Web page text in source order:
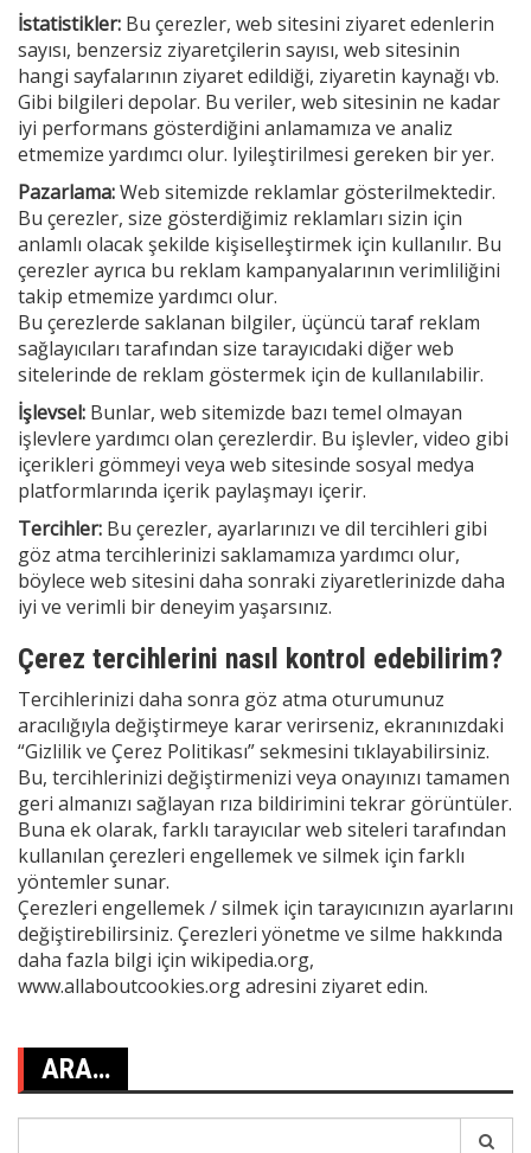
İstatistikler: Bu çerezler, web sitesini ziyaret edenlerin
sayısı, benzersiz ziyaretçilerin sayısı, web sitesinin
hangi sayfalarının ziyaret edildiği, ziyaretin kaynağı vb.
Gibi bilgileri depolar. Bu veriler, web sitesinin ne kadar
iyi performans gösterdiğini anlamamıza ve analiz
etmemize yardımcı olur. Iyileştirilmesi gereken bir yer.
Pazarlama:Web sitemizde reklamlar gösterilmektedir.
Bu çerezler, size gösterdiğimiz reklamları sizin için
anlamlı olacak şekilde kişiselleştirmek için kullanılır. Bu
çerezler ayrıca bu reklam kampanyalarının verimliliğini
takip etmemize yardımcı olur.
Bu çerezlerde saklanan bilgiler, üçüncü taraf reklam
sağlayıcıları tarafından size tarayıcıdaki diğer web
sitelerinde de reklam göstermek için de kullanılabilir.
İşlevsel: Bunlar, web sitemizde bazı temel olmayan
işlevlere yardımcı olan çerezlerdir. Bu işlevler, video gibi
içerikleri gömmeyi veya web sitesinde sosyal medya
platformlarında içerik paylaşmayı içerir.
Tercihler: Bu çerezler, ayarlarınızı ve dil tercihleri gibi
göz atma tercihlerinizi saklamamıza yardımcı olur,
böylece web sitesini daha sonraki ziyaretlerinizde daha
iyi ve verimli bir deneyim yaşarsınız.
Çerez tercihlerini nasıl kontrol edebilirim?
Tercihlerinizi daha sonra göz atma oturumunuz
aracılığıyla değiştirmeye karar verirseniz, ekranınızdaki
“Gizlilik ve Çerez Politikası” sekmesini tıklayabilirsiniz.
Bu, tercihlerinizi değiştirmenizi veya onayınızı tamamen
geri almanızı sağlayan rıza bildirimini tekrar görüntüler.
Buna ek olarak, farklı tarayıcılar web siteleri tarafından
kullanılan çerezleri engellemek ve silmek için farklı
yöntemler sunar.
Çerezleri engellemek / silmek için tarayıcınızın ayarlarını
değiştirebilirsiniz. Çerezleri yönetme ve silme hakkında
daha fazla bilgi için wikipedia.org,
www.allaboutcookies.orgadresini ziyaret edin.
ARA…